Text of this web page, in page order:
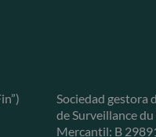
Sociedad gestora
de Surveillance
Mercantil: B